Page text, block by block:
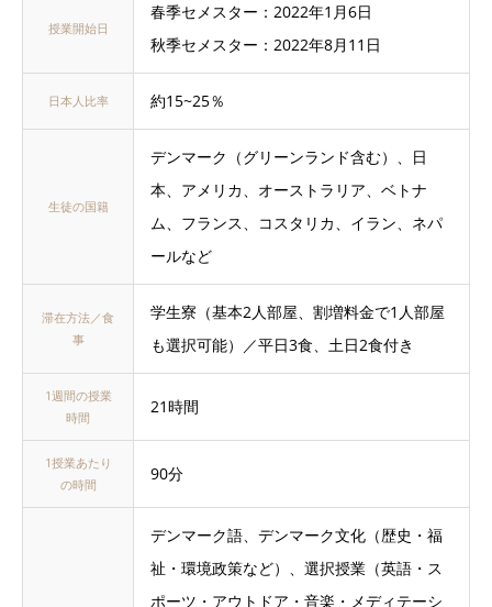
授業開始日
春季セメスター：2022年1月6日
秋季セメスター：2022年8月11日
日本人比率 約15~25％
生徒の国籍
デンマーク（グリーンランド含む）、日
本、アメリカ、オーストラリア、ベトナ
ム、フランス、コスタリカ、イラン、ネパ
ールなど
滞在方法／食
事
学生寮（基本2人部屋、割増料金で1人部屋
も選択可能）／平日3食、土日2食付き
1週間の授業
時間
21時間
1授業あたり
の時間
90分
デンマーク語、デンマーク文化（歴史・福
祉・環境政策など）、選択授業（英語・ス
ポーツ・アウトドア・音楽・メディテーシ